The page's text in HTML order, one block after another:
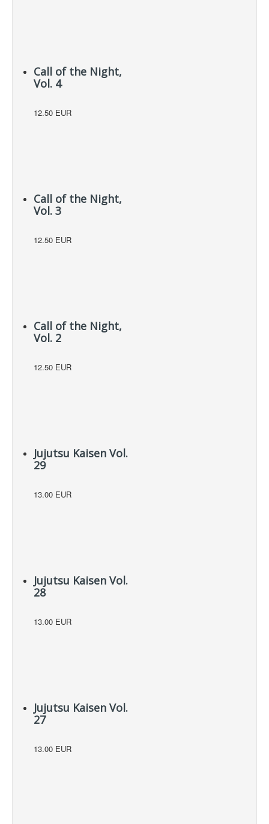
Call of the Night,
Vol. 4
12.50 EUR
Call of the Night,
Vol. 3
12.50 EUR
Call of the Night,
Vol. 2
12.50 EUR
Jujutsu Kaisen Vol.
29
13.00 EUR
Jujutsu Kaisen Vol.
28
13.00 EUR
Jujutsu Kaisen Vol.
27
13.00 EUR